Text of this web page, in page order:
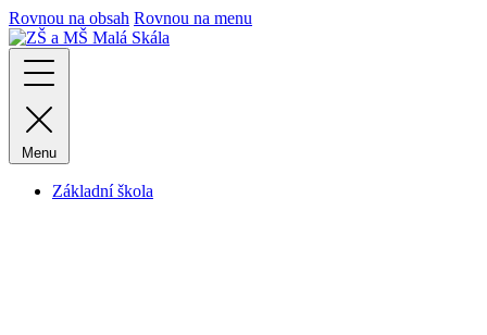
Rovnou na obsah Rovnou na menu
Menu
Základní škola